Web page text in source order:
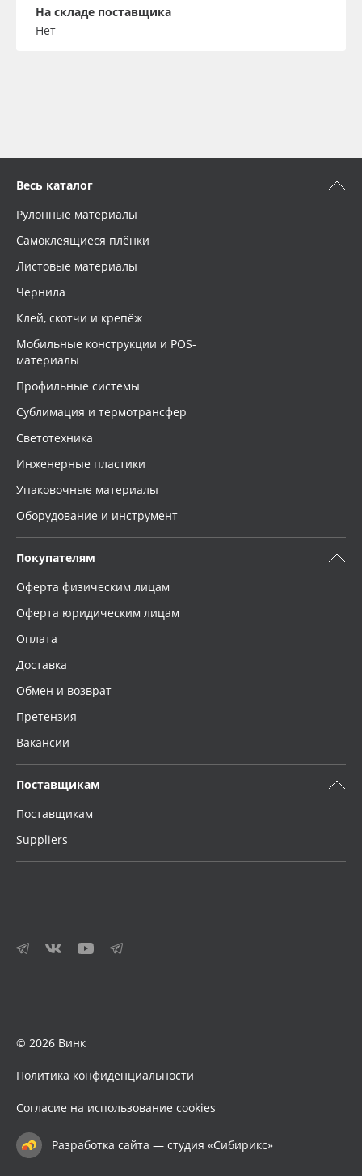
На складе поставщика
Нет
Весь каталог
Рулонные материалы
Самоклеящиеся плёнки
Листовые материалы
Чернила
Клей, скотчи и крепёж
Мобильные конструкции и POS-
материалы
Профильные системы
Сублимация и термотрансфер
Светотехника
Инженерные пластики
Упаковочные материалы
Оборудование и инструмент
Покупателям
Оферта физическим лицам
Оферта юридическим лицам
Оплата
Доставка
Обмен и возврат
Претензия
Вакансии
Поставщикам
Поставщикам
Suppliers
© 2026 Винк
Политика конфиденциальности
Согласие на использование cookies
Разработка сайта — студия «Сибирикс»